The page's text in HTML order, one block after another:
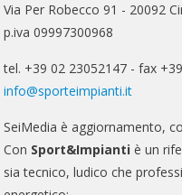
Via Per Robecco 91 - 20092
p.iva 09997300968
tel. +39 02 23052147 - fax
info@sporteimpianti.it
SeiMedia è aggiornamento,
Con Sport&Impianti è un
sia tecnico, ludico che